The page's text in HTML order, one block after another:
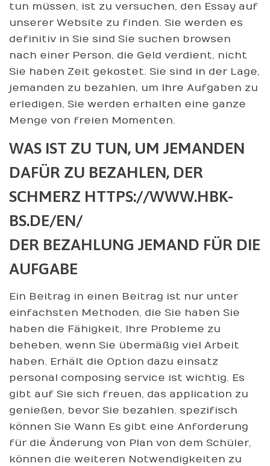
tun müssen, ist zu versuchen, den Essay auf
unserer Website zu finden. Sie werden es
definitiv in Sie sind Sie suchen browsen
nach einer Person, die Geld verdient, nicht
Sie haben Zeit gekostet. Sie sind in der Lage,
jemanden zu bezahlen, um Ihre Aufgaben zu
erledigen, Sie werden erhalten eine ganze
Menge von freien Momenten.
WAS IST ZU TUN, UM JEMANDEN
DAFÜR ZU BEZAHLEN, DER
SCHMERZ HTTPS://WWW.HBK-
BS.DE/EN/
DER BEZAHLUNG JEMAND FÜR DIE
AUFGABE
Ein Beitrag in einen Beitrag ist nur unter
einfachsten Methoden, die Sie haben Sie
haben die Fähigkeit, Ihre Probleme zu
beheben, wenn Sie übermäßig viel Arbeit
haben. Erhält die Option dazu einsatz
personal composing service ist wichtig. Es
gibt auf Sie sich freuen, das application zu
genießen, bevor Sie bezahlen. spezifisch
können Sie Wann Es gibt eine Anforderung
für die Änderung von Plan von dem Schüler,
können die weiteren Notwendigkeiten zu